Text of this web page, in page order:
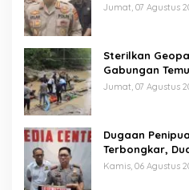
Jumat, 07 Agustus
Sterilkan
Gabungan
Ilegal
Jumat, 07 Agustus
Dugaan
Terbongkar,
Diamankan
Kamis, 06 Agustus